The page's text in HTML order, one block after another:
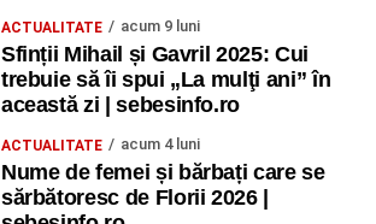
ACTUALITATE acum 9 luni
Sfinții Mihail și Gavril 2025: Cui
trebuie să îi spui „La mulţi ani” în
această zi | sebesinfo.ro
ACTUALITATE acum 4 luni
Nume de femei și bărbați care se
sărbătoresc de Florii 2026 |